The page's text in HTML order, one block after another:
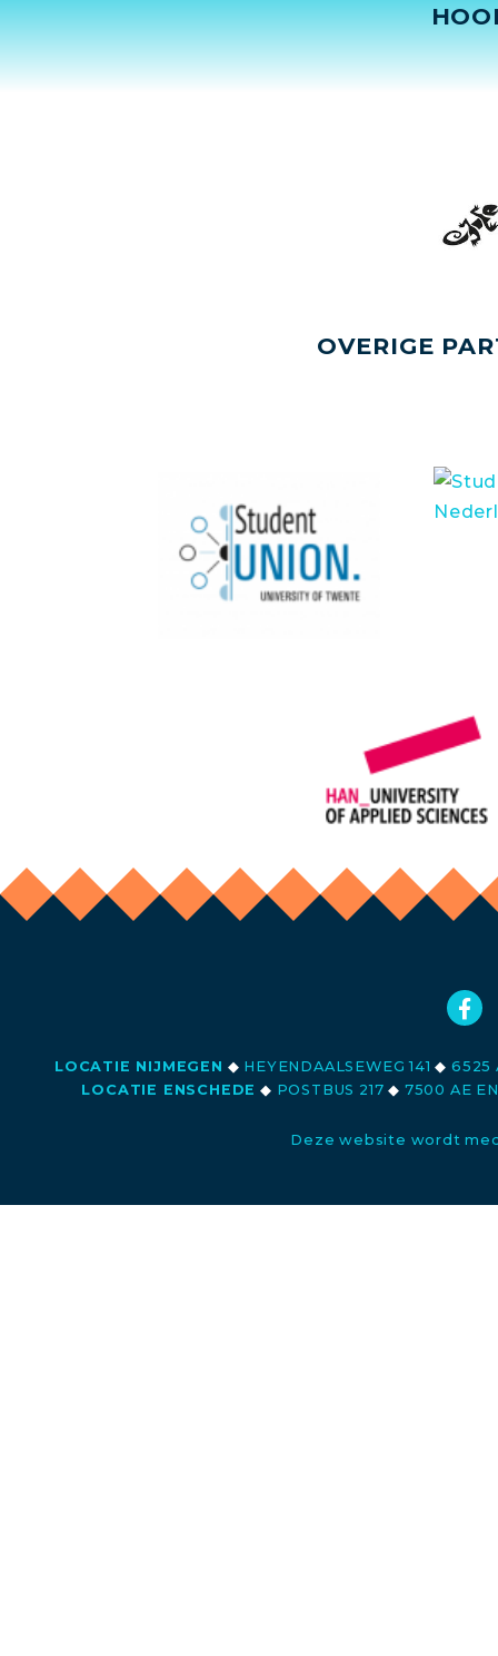
OVERIGE
LOCATIE NIJMEGEN ◆ HEYENDAALSEWEG 141◆ 6525
LOCATIE ENSCHEDE ◆ POSTBUS 217◆ 7500 AE
Deze website wordt